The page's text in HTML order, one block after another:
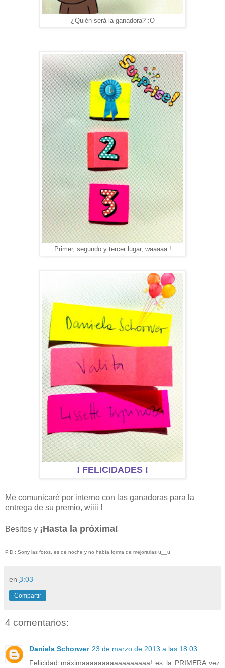
¿Quién será la ganadora? :O
Primer, segundo y tercer lugar, waaaaa !
! FELICIDADES !
Me comunicaré por interno con las ganadoras para la
entrega de su premio, wiiii !
Besitos y ¡Hasta la próxima!
P.D.: Sorry las fotos, es de noche y no había forma de mejorarlas u__u
en 3:03
Compartir
4 comentarios:
Daniela Schorwer 23 de marzo de 2013 a las 18:03
Felicidad máximaaaaaaaaaaaaaaaaa! es la PRIMERA vez